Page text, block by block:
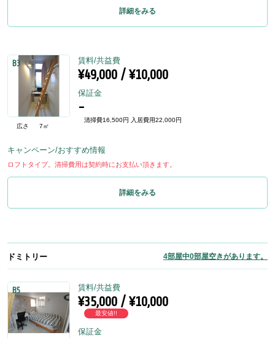
詳細をみる
B3
広さ 7㎡
賃料/共益費
¥49,000 / ¥10,000
保証金
-
清掃費16,500円 入居費用22,000円
キャンペーン/おすすめ情報
ロフトタイプ。清掃費用は契約時にお支払い頂きます。
詳細をみる
ドミトリー 4部屋中0部屋空きがあります。
B5 賃料/共益費
¥35,000 / ¥10,000
最安値!!
保証金